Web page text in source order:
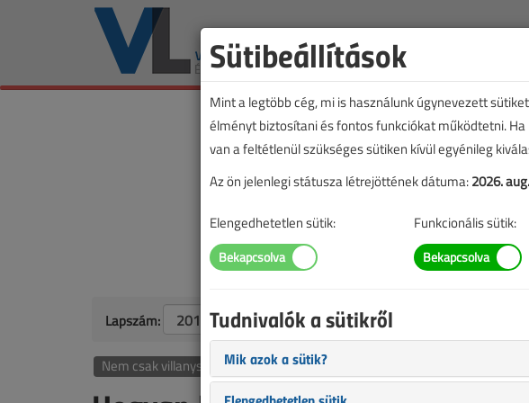
Lapszám:
Nem csak villanyszerelőknek
Sütibeállítások
Mint a legtöbb cég, mi is használunk úgynevezett
élményt biztosítani és fontos funkciókat működtetni.
van a feltétlenül szükséges sütiken kívül egyénileg
Az ön jelenlegi státusza létrejöttének dátuma:2026.
Elengedhetetlen sütik: Funkcionális sütik:
Tudnivalók a sütikről
Mik azok a sütik?